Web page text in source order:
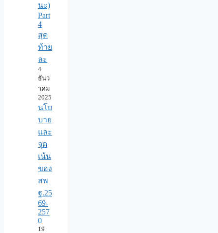
นะ)
Part
4
สุด
ท้าย
ละ
4
ธันว
าคม
2025
นโย
บาย
และ
จุด
เน้น
ของ
สพ
ฐ.25
69-
257
0
19